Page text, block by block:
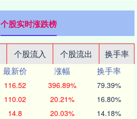
个股实时涨跌榜
个股流入 个股流出
换手率
最新价 涨幅
换手率
116.52 396.89% 79.39%
110.02 20.21% 16.80%
14.8 20.03% 14.18%